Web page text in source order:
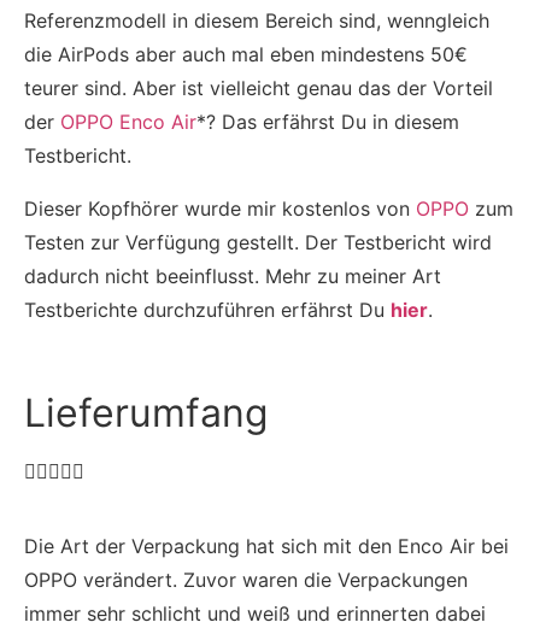
Referenzmodell in diesem Bereich sind, wenngleich
die AirPods aber auch mal eben mindestens 50€
teurer sind. Aber ist vielleicht genau das der Vorteil
der OPPO Enco Air*? Das erfährst Du in diesem
Testbericht.
Dieser Kopfhörer wurde mir kostenlos von OPPO zum
Testen zur Verfügung gestellt. Der Testbericht wird
dadurch nicht beeinflusst. Mehr zu meiner Art
Testberichte durchzuführen erfährst Du hier.
Lieferumfang

Die Art der Verpackung hat sich mit den Enco Air bei
OPPO verändert. Zuvor waren die Verpackungen
immer sehr schlicht und weiß und erinnerten dabei